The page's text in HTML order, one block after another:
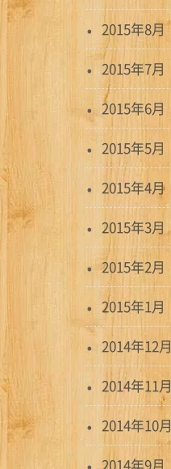
2015年8月
2015年7月
2015年6月
2015年5月
2015年4月
2015年3月
2015年2月
2015年1月
2014年12月
2014年11月
2014年10月
2014年9月